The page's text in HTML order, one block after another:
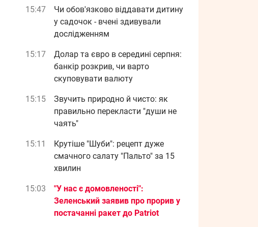
15:47
Чи обов'язково віддавати дитину
у садочок - вчені здивували
дослідженням
15:17
Долар та євро в середині серпня:
банкір розкрив, чи варто
скуповувати валюту
15:15
Звучить природно й чисто: як
правильно перекласти "души не
чаять"
15:11
Крутіше "Шуби": рецепт дуже
смачного салату "Пальто" за 15
хвилин
15:03
"У нас є домовленості":
Зеленський заявив про прорив у
постачанні ракет до Patriot